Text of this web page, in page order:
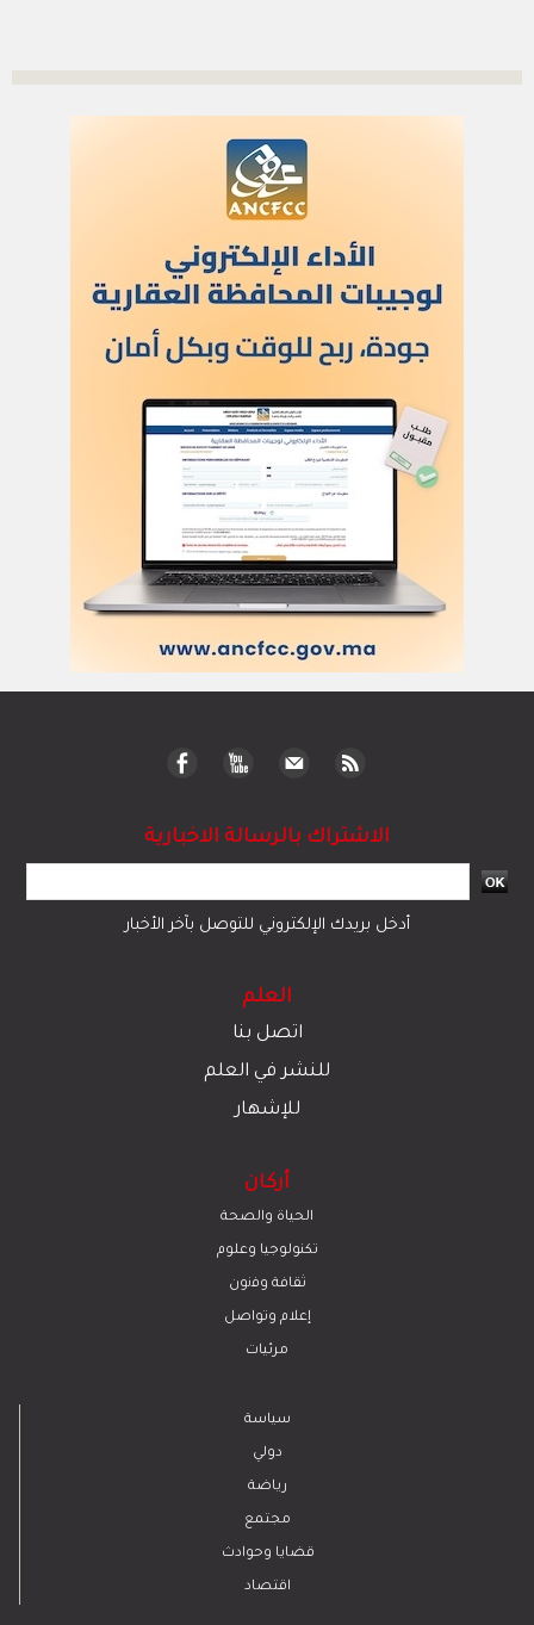
الاشتراك بالرسالة الاخبارية
أدخل بريدك الإلكتروني للتوصل بآخر الأخبار
العلم
اتصل بنا
للنشر في العلم
للإشهار
أركان
الحياة والصحة
تكنولوجيا وعلوم
ﺛﻘﺎﻓﺔ وﻓﻧون
إعلام وتواصل
مرئيات
سياسة
دولي
رياضة
مجتمع
قضايا وحوادث
اقتصاد